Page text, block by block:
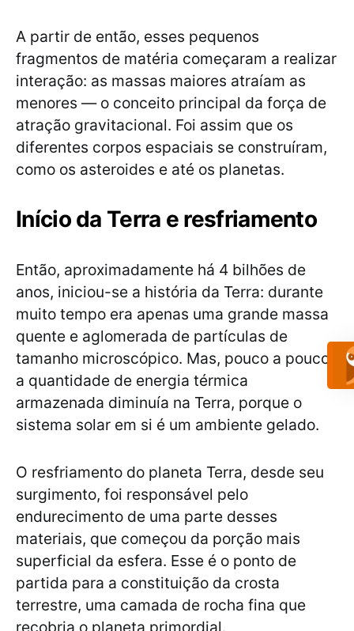
A partir de então, esses pequenos
fragmentos de matéria começaram a realizar
interação: as massas maiores atraíam as
menores — o conceito principal da força de
atração gravitacional. Foi assim que os
diferentes corpos espaciais se construíram,
como os asteroides e até os planetas.
Início da Terra e resfriamento
Então, aproximadamente há 4 bilhões de
anos, iniciou-se a história da Terra: durante
muito tempo era apenas uma grande massa
quente e aglomerada de partículas de
tamanho microscópico. Mas, pouco a pouco,
a quantidade de energia térmica
armazenada diminuía na Terra, porque o
sistema solar em si é um ambiente gelado.
O resfriamento do planeta Terra, desde seu
surgimento, foi responsável pelo
endurecimento de uma parte desses
materiais, que começou da porção mais
superficial da esfera. Esse é o ponto de
partida para a constituição da crosta
terrestre, uma camada de rocha fina que